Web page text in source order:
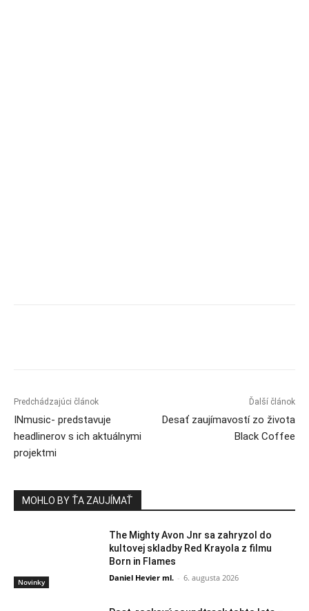
Predchádzajúci článok
INmusic- predstavuje
headlinerov s ich aktuálnymi
projektmi
Ďalší článok
Desať zaujímavostí zo života
Black Coffee
MOHLO BY ŤA ZAUJÍMAŤ
Novinky
The Mighty Avon Jnr sa zahryzol do
kultovej skladby Red Krayola z filmu
Born in Flames
Daniel Hevier ml. - 6. augusta 2026